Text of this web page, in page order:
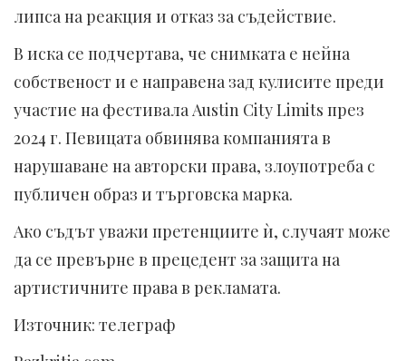
липса на реакция и отказ за съдействие.
В иска се подчертава, че снимката е нейна
собственост и е направена зад кулисите преди
участие на фестивала Austin City Limits през
2024 г. Певицата обвинява компанията в
нарушаване на авторски права, злоупотреба с
публичен образ и търговска марка.
Ако съдът уважи претенциите ѝ, случаят може
да се превърне в прецедент за защита на
артистичните права в рекламата.
Източник: телеграф